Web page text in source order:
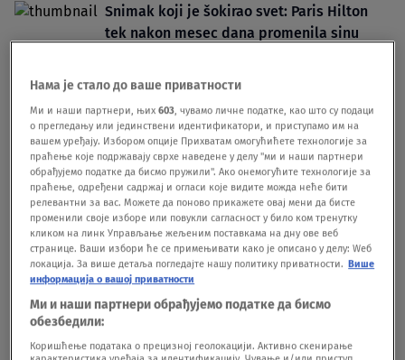
Snimak koji je šokirao svet: Paris Hilton
tek nakon mesec dana promenila sinu
Oglas
redovno rastu": Bojana je otišla iz
Нама је стало до ваше приватности
Ми и наши партнери, њих603, чувамо личне податке, као што су подаци
о прегледању или јединствени идентификатори, и приступамо им на
вашем уређају. Избором опције Прихватам омогућићете технологије за
праћење које подржавају сврхе наведене у делу "ми и наши партнери
обрађујемо податке да бисмо пружили". Ако онемогућите технологије за
праћење, одређени садржај и огласи које видите можда неће бити
релевантни за вас. Можете да поново прикажете овај мени да бисте
променили своје изборе или повукли сагласност у било ком тренутку
кликом на линк Управљање жељеним поставкама на дну ове веб
странице. Ваши избори ће се примењивати како је описано у делу: Wеб
локација. За више детаља погледајте нашу политику приватности. Више
информација о вашој приватности
Ми и наши партнери обрађујемо податке да бисмо
обезбедили:
Коришћење података о прецизној геолокацији. Активно скенирање